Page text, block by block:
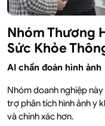
Nhóm Thương
Sức Khỏe
AI chẩn đoán hình ảnh
Nhóm doanh nghiệp
trợ phân tích hình ảnh y
và chính xác hơn.